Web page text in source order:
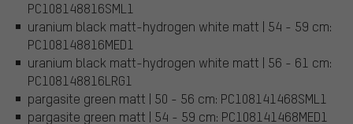
PC108148816SML1
uranium black matt-hydrogen white matt | 54 - 59 cm:
PC108148816MED1
uranium black matt-hydrogen white matt | 56 - 61 cm:
PC108148816LRG1
pargasite green matt | 50 - 56 cm: PC108141468SML1
pargasite green matt | 54 - 59 cm: PC108141468MED1